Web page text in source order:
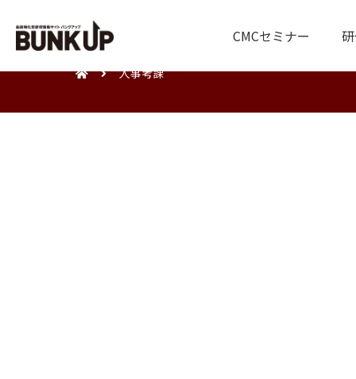
CMCセミナー
人事考課